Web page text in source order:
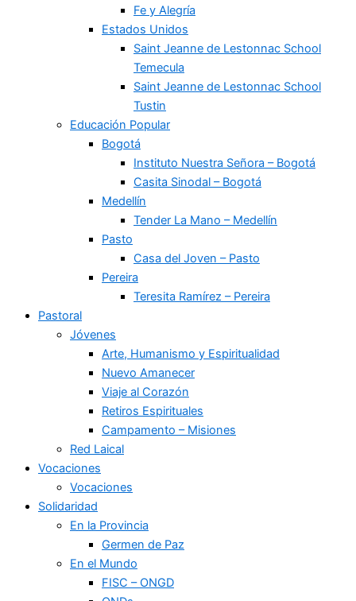
Fe y Alegría
Estados Unidos
Saint Jeanne de Lestonnac School
Temecula
Saint Jeanne de Lestonnac School
Tustin
Educación Popular
Bogotá
Instituto Nuestra Señora – Bogotá
Casita Sinodal – Bogotá
Medellín
Tender La Mano – Medellín
Pasto
Casa del Joven – Pasto
Pereira
Teresita Ramírez – Pereira
Pastoral
Jóvenes
Arte, Humanismo y Espiritualidad
Nuevo Amanecer
Viaje al Corazón
Retiros Espirituales
Campamento – Misiones
Red Laical
Vocaciones
Vocaciones
Solidaridad
En la Provincia
Germen de Paz
En el Mundo
FISC – ONGD